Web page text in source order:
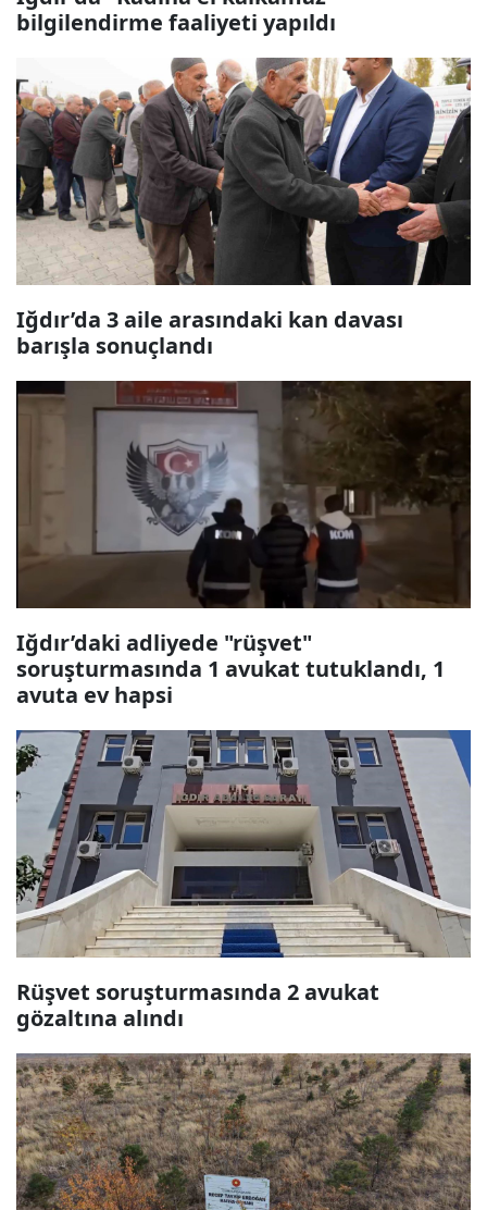
bilgilendirme faaliyeti yapıldı
Iğdır’da 3 aile arasındaki kan davası
barışla sonuçlandı
Iğdır’daki adliyede "rüşvet"
soruşturmasında 1 avukat tutuklandı, 1
avuta ev hapsi
Rüşvet soruşturmasında 2 avukat
gözaltına alındı